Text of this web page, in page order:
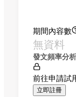
期間內容數
無資料
發文頻率分
前往申請試
立即註冊